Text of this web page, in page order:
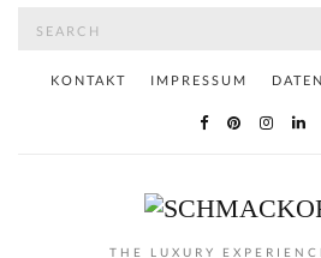
KONTAKT IMPRESSUM
THE LUXURY